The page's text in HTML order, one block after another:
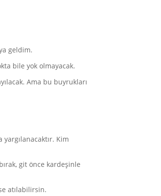
geldim.
bile yok olmayacak.
Ama bu buyrukları
Kim
git önce kardeşinle
atılabilirsin.